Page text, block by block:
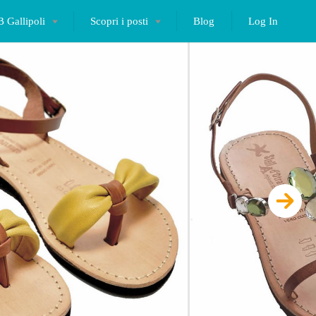
Gallipoli Scopri i posti Blog Log In